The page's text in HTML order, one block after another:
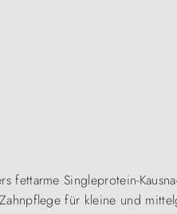
fettarme Singleprotein-
für kleine und